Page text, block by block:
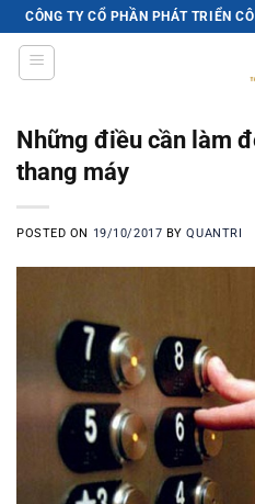
Skip
to
content
CÔNG TY CỔ PHẦN PHÁT TRIỂN
Những điều cần làm
thang máy
POSTED ON 19/10/2017 BYQUANTRI